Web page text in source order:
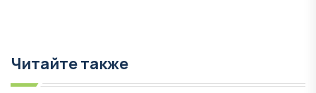
Читайте также